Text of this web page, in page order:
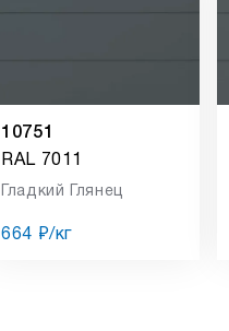
10751
RAL 7011
Гладкий Глянец
664 ₽/кг